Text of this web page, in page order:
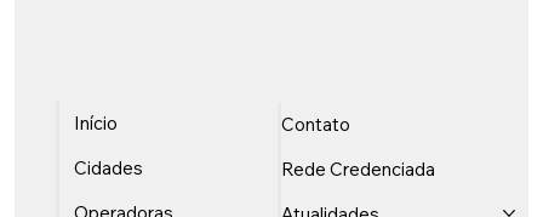
Início
Cidades
Contato
Rede Credenciada